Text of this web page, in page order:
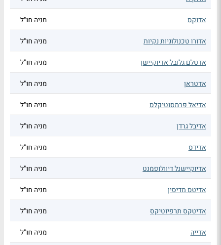
אדוקס מניה חו"ל
אדורו טכנולוגיות נקיות מניה חו"ל
אדטלם גלובל אדיוקיישן מניה חו"ל
אדטראן מניה חו"ל
אדיאל פרמסוטיקלס מניה חו"ל
אדיבל גרדן מניה חו"ל
אדידס מניה חו"ל
אדיוקיישנל דיוולופמנט מניה חו"ל
אדיטס מדיסין מניה חו"ל
אדיטקס תרפיוטיקס מניה חו"ל
אדייה מניה חו"ל